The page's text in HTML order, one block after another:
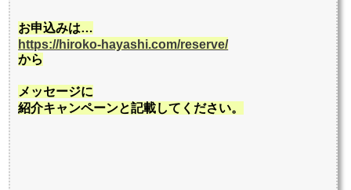
お申込みは…
https://hiroko-hayashi.com/reserve/
から
メッセージに
紹介キャンペーンと記載してください。